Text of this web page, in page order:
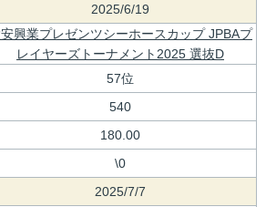
2025/6/19
興業プレゼンツシーホースカップ JPBAプ
レイヤーズトーナメント2025 選抜D
57位
540
180.00
\0
2025/7/7